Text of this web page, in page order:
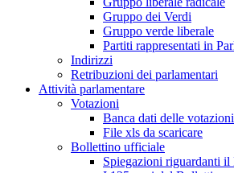
Gruppo dei Verdi
Gruppo verde liberale
Partiti rappresentati in
Indirizzi
Retribuzioni dei parlamentari
Attività parlamentare
Votazioni
Banca dati delle
File xls da scaricare
Bollettino ufficiale
Spiegazioni riguardanti